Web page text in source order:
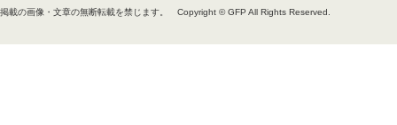
掲載の画像・文章の無断転載を禁じます。 Copyright © GFP All Rights Reserved.